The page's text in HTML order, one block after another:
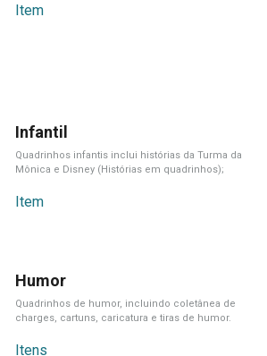
Item
Infantil
Quadrinhos infantis inclui histórias da Turma da
Mônica e Disney (Histórias em quadrinhos);
Item
Humor
Quadrinhos de humor, incluindo coletânea de
charges, cartuns, caricatura e tiras de humor.
Itens